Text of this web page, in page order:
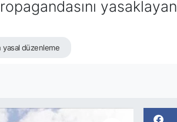
yasal düzenleme